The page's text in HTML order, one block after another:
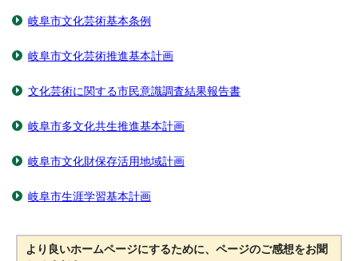
岐阜市文化芸術基本条例
岐阜市文化芸術推進基本計画
文化芸術に関する市民意識調査結果報告書
岐阜市多文化共生推進基本計画
岐阜市文化財保存活用地域計画
岐阜市生涯学習基本計画
より良いホームページにするために、ページのご感想をお聞